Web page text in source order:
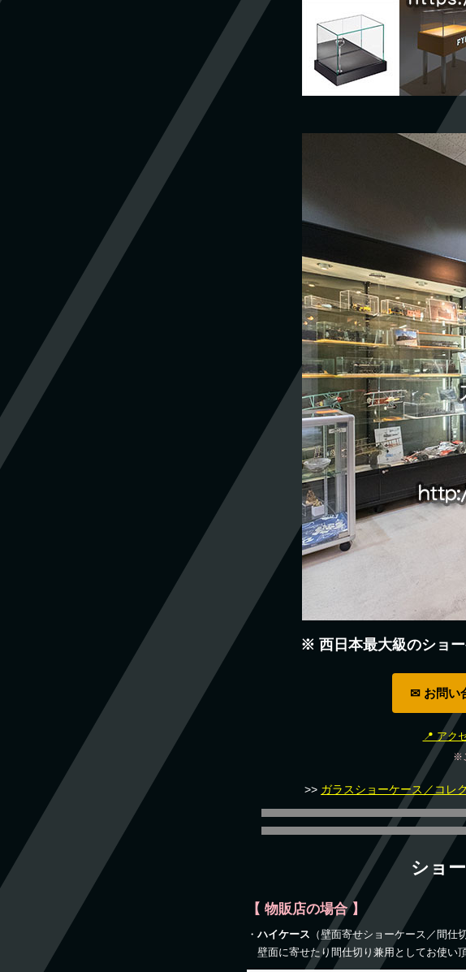
※ 西日本最大級のショ
✉ お問い
📍 アク
※
>> ガラスショーケース／コレ
ショ
【 物販店の場合 】
・ ハイケース （壁面寄せショーケース／間仕
壁面に寄せたり間仕切り兼用としてお使い